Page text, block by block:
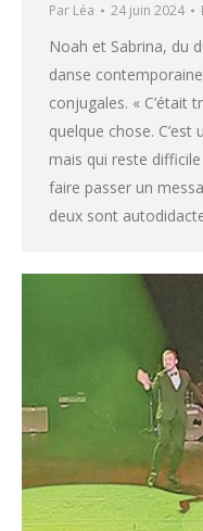
Par Léa 24 juin 2024
Noah et Sabrina, du
danse
conjugales. « C’était
quelque chose.
mais qui reste
faire passer un
deux sont